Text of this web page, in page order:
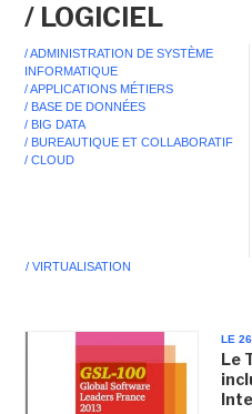
/ LOGICIEL
/ ADMINISTRATION DE SYSTÈME
INFORMATIQUE
/ APPLICATIONS MÉTIERS
/ BASE DE DONNÉES
/ BIG DATA
/ BUREAUTIQUE ET COLLABORATIF
/ CLOUD
/ VIRTUALISATION
LE
Le